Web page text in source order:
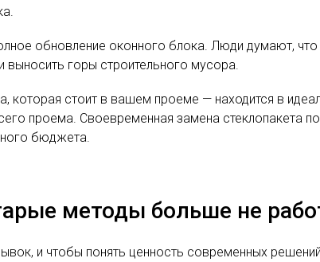
обновление оконного блока. Люди думают, что
горы строительного мусора.
которая стоит в вашем проеме — находится в
проема. Своевременная замена стеклопакета
бюджета.
методы больше не
и чтобы понять ценность современных